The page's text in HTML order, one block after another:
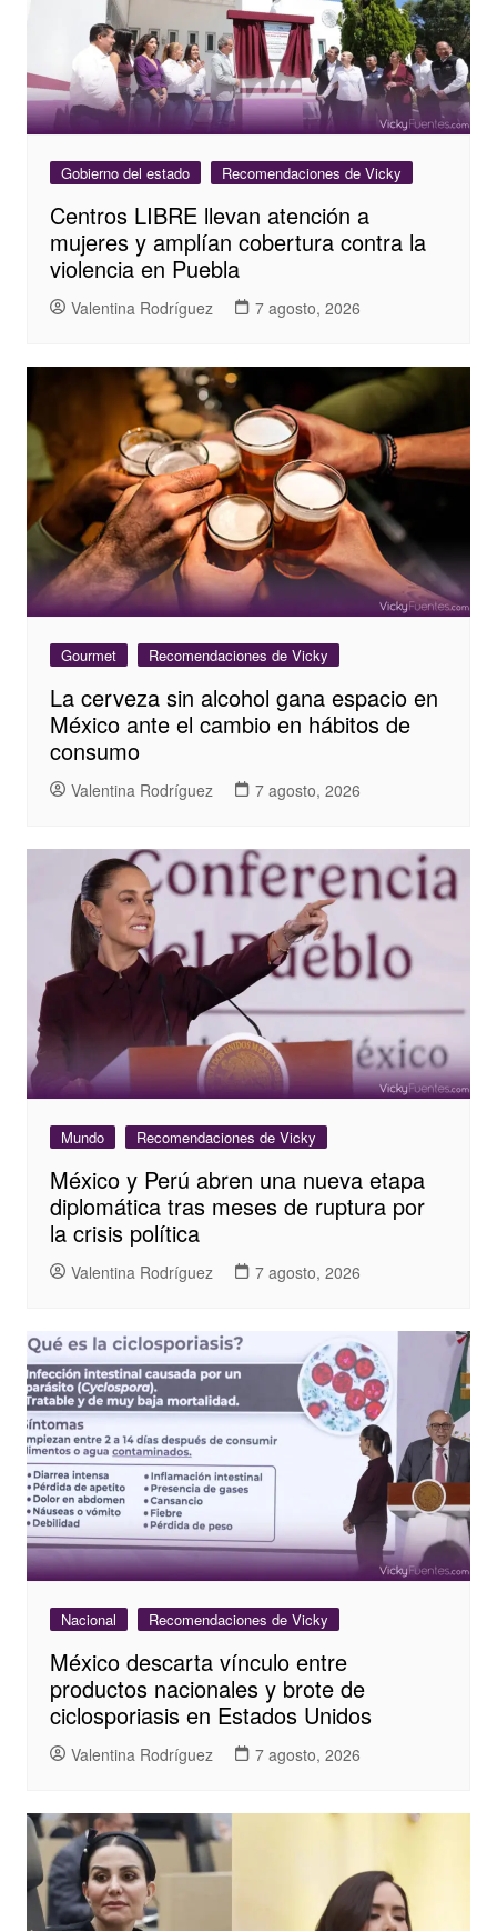
Gobierno del estado Recomendaciones de Vicky
Centros LIBRE llevan atención a
mujeres y amplían cobertura contra la
violencia en Puebla
Valentina Rodríguez 7 agosto, 2026
Gourmet Recomendaciones de Vicky
La cerveza sin alcohol gana espacio en
México ante el cambio en hábitos de
consumo
Valentina Rodríguez 7 agosto, 2026
Mundo Recomendaciones de Vicky
México y Perú abren una nueva etapa
diplomática tras meses de ruptura por
la crisis política
Valentina Rodríguez 7 agosto, 2026
Nacional Recomendaciones de Vicky
México descarta vínculo entre
productos nacionales y brote de
ciclosporiasis en Estados Unidos
Valentina Rodríguez 7 agosto, 2026